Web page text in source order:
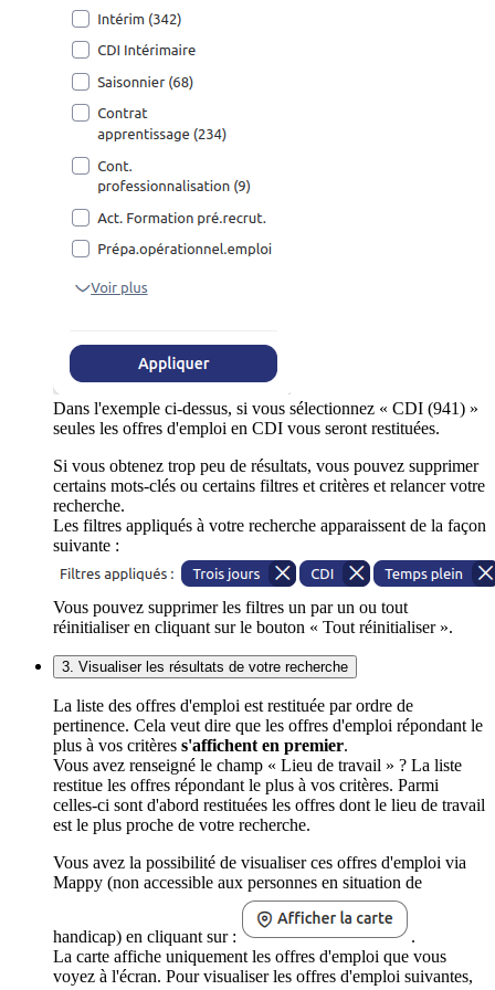
Dans l'exemple ci-dessus, si vous sélectionnez « CDI (941) »
seules les offres d'emploi en CDI vous seront restituées.
Si vous obtenez trop peu de résultats, vous pouvez supprimer
certains mots-clés ou certains filtres et critères et relancer votre
recherche.
Les filtres appliqués à votre recherche apparaissent de la façon
suivante :
Vous pouvez supprimer les filtres un par un ou tout
réinitialiser en cliquant sur le bouton « Tout réinitialiser ».
3. Visualiser les résultats de votre recherche
La liste des offres d'emploi est restituée par ordre de
pertinence. Cela veut dire que les offres d'emploi répondant le
plus à vos critères s'affichent en premier.
Vous avez renseigné le champ « Lieu de travail » ? La liste
restitue les offres répondant le plus à vos critères. Parmi
celles-ci sont d'abord restituées les offres dont le lieu de travail
est le plus proche de votre recherche.
Vous avez la possibilité de visualiser ces offres d'emploi via
Mappy (non accessible aux personnes en situation de
handicap) en cliquant sur :
.
La carte affiche uniquement les offres d'emploi que vous
voyez à l'écran. Pour visualiser les offres d'emploi suivantes,